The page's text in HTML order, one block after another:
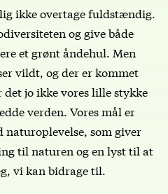
ikke overtage fuldstændig.
og give både
et grønt åndehul. Men
vildt, og der er kommet
jo ikke vores lille stykke
verden. Vores mål er
naturoplevelse, som giver
til naturen og en lyst til at
vi kan bidrage til.